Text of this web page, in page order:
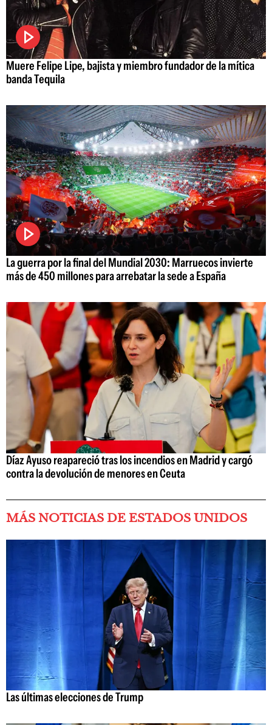
Muere Felipe Lipe, bajista y miembro fundador de la mítica
banda Tequila
La guerra por la final del Mundial 2030: Marruecos invierte
más de 450 millones para arrebatar la sede a España
Díaz Ayuso reapareció tras los incendios en Madrid y cargó
contra la devolución de menores en Ceuta
MÁS NOTICIAS DE ESTADOS UNIDOS
Las últimas elecciones de Trump